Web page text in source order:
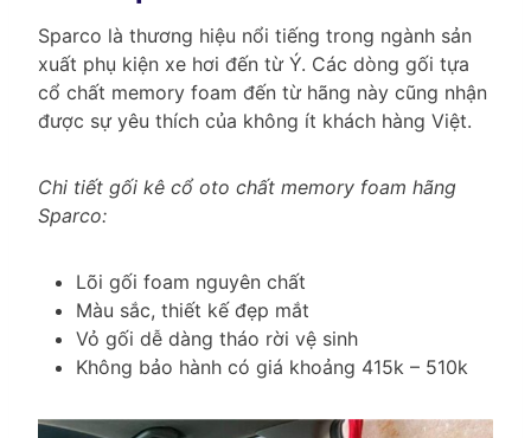
Sparco là thương hiệu nổi tiếng trong ngành sản
xuất phụ kiện xe hơi đến từ Ý. Các dòng gối tựa
cổ chất memory foam đến từ hãng này cũng nhận
được sự yêu thích của không ít khách hàng Việt.
Chi tiết gối kê cổ oto chất memory foam hãng
Sparco:
Lõi gối foam nguyên chất
Màu sắc, thiết kế đẹp mắt
Vỏ gối dễ dàng tháo rời vệ sinh
Không bảo hành có giá khoảng 415k – 510k